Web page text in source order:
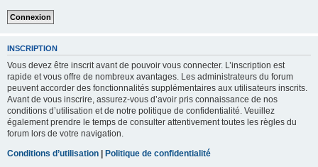
INSCRIPTION
Vous devez être inscrit avant de pouvoir vous connecter. L’inscription est
rapide et vous offre de nombreux avantages. Les administrateurs du forum
peuvent accorder des fonctionnalités supplémentaires aux utilisateurs inscrits.
Avant de vous inscrire, assurez-vous d’avoir pris connaissance de nos
conditions d’utilisation et de notre politique de confidentialité. Veuillez
également prendre le temps de consulter attentivement toutes les règles du
forum lors de votre navigation.
Conditions d’utilisation | Politique de confidentialité